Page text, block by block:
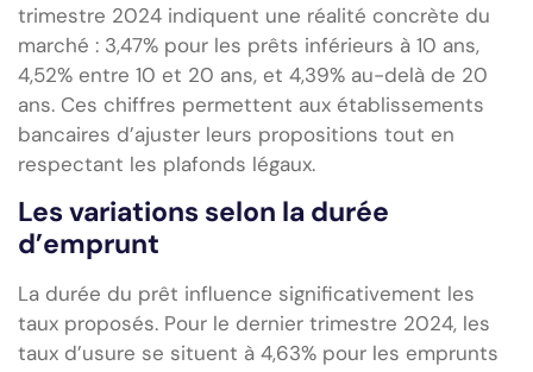
trimestre 2024 indiquent une réalité concrète du
marché : 3,47% pour les prêts inférieurs à 10 ans,
4,52% entre 10 et 20 ans, et 4,39% au-delà de 20
ans. Ces chiffres permettent aux établissements
bancaires d’ajuster leurs propositions tout en
respectant les plafonds légaux.
Les variations selon la durée
d’emprunt
La durée du prêt influence significativement les
taux proposés. Pour le dernier trimestre 2024, les
taux d’usure se situent à 4,63% pour les emprunts